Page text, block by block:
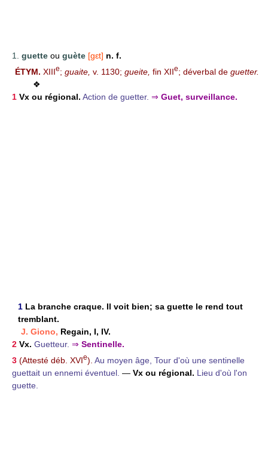
1. guette ou guète [gɛt] n. f.
ÉTYM. XIIIe; guaite, v. 1130; gueite, fin XIIe; déverbal de guetter.
❖
1 Vx ou régional. Action de guetter. ⇒ Guet, surveillance.
1 La branche craque. Il voit bien; sa guette le rend tout
tremblant.
J. Giono, Regain, I, IV.
2 Vx. Guetteur. ⇒ Sentinelle.
3 (Attesté déb. XVIe). Au moyen âge, Tour d'où une sentinelle
guettait un ennemi éventuel. — Vx ou régional. Lieu d'où l'on
guette.